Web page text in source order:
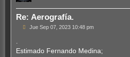
Re: Aerografía.
M
a
Jue Sep 07, 2023 10:48 pm
Estimado Fernando Medina;